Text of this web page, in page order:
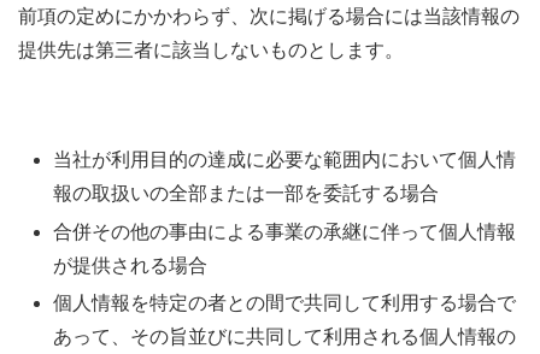
前項の定めにかかわらず、次に掲げる場合には当該情報の
提供先は第三者に該当しないものとします。
当社が利用目的の達成に必要な範囲内において個人情
報の取扱いの全部または一部を委託する場合
合併その他の事由による事業の承継に伴って個人情報
が提供される場合
個人情報を特定の者との間で共同して利用する場合で
あって、その旨並びに共同して利用される個人情報の